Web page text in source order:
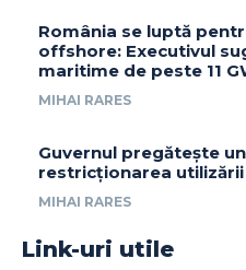
România se luptă
offshore: Executivul
maritime de peste 11
MIHAI RARES
Guvernul pregătește
restricționarea
MIHAI RARES
Link-uri utile